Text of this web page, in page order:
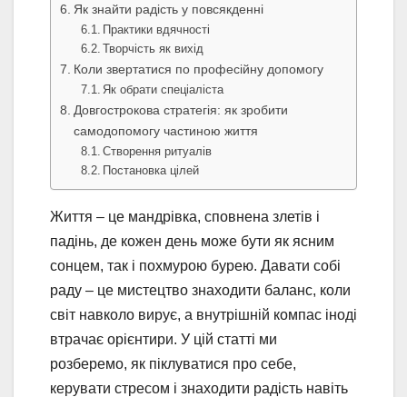
Як знайти радість у повсякденні
Практики вдячності
Творчість як вихід
Коли звертатися по професійну допомогу
Як обрати спеціаліста
Довгострокова стратегія: як зробити
самодопомогу частиною життя
Створення ритуалів
Постановка цілей
Життя – це мандрівка, сповнена злетів і
падінь, де кожен день може бути як ясним
сонцем, так і похмурою бурею. Давати собі
раду – це мистецтво знаходити баланс, коли
світ навколо вирує, а внутрішній компас іноді
втрачає орієнтири. У цій статті ми
розберемо, як піклуватися про себе,
керувати стресом і знаходити радість навіть